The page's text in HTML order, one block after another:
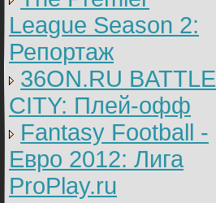
League Season 2:
Репортаж
36ON.RU BATTLE
CITY: Плей-офф
Fantasy Football -
Евро 2012: Лига
ProPlay.ru